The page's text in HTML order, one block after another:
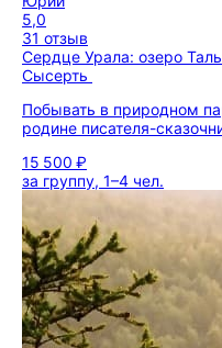
5,0
31 отзыв
Сердце Урала: озеро
Сысерть
Побывать в природном
родине писателя-
15 500 ₽
за группу, 1–4 чел.